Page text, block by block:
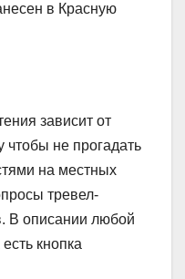
в Красную
зависит от
чтобы не прогадать
на местных
тревел-
В описании любой
кнопка